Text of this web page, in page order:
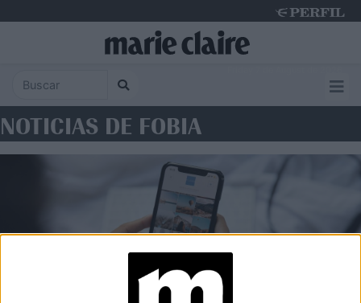
NOTICIAS DE FOBIA